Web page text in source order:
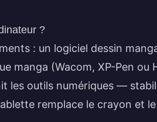
?
: un logiciel dessin
manga (Wacom, XP-Pen ou
les outils numériques —
remplace le crayon et le